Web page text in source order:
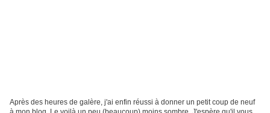
Après des heures de galère, j'ai enfin réussi à donner un petit coup de neuf